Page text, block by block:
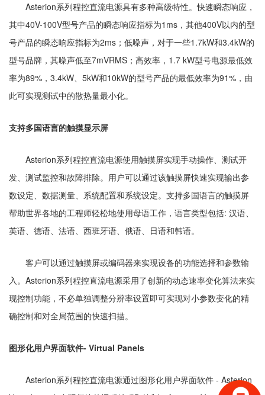
Asterion系列程控直流电源具有多种高级特性。快速瞬态响应，
其中40V-100V型号产品的瞬态响应指标为1ms，其他400V以内的型
号产品的瞬态响应指标为2ms；低噪声，对于一些1.7kW和3.4kW的
型号品牌，其噪声低至7mVRMS；高效率，1.7 kW型号电源最低效
率为89%，3.4kW、5kW和10kW的型号产品的最低效率为91%，由
此可实现测试中的散热量最小化。
支持多国语言的触摸显示屏
Asterion系列程控直流电源使用触摸屏实现手动操作、测试开
发、测试监控和故障排除。用户可以通过该触摸屏快速实现输出参
数设定、数据测量、系统配置和系统设定。支持多国语言的触摸屏
帮助世界各地的工程师轻松地使用母语工作，语言类型包括: 汉语、
英语、德语、法语、西班牙语、俄语、日语和韩语。
客户可以通过触摸屏或编码器来实现设备的功能选择和参数输
入。Asterion系列程控直流电源采用了创新的动态速率变化算法来实
现控制功能，不必单独调整分辨率设置即可实现对小参数变化的精
确控制和对全局范围的快速扫描。
图形化用户界面软件- Virtual Panels
Asterion系列程控直流电源通过图形化用户界面软件 - Asterion